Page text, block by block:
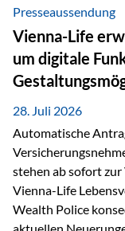
administrative
schaffen mehr Zeit
Beratung. Gerade
zum
unterstützen,
persönlichen
Presseaussendung
Vienna-Life
um digitale
28. Juli 2026
Automatische
stehen ab sofort zur
Vienna-Life
Wealth Police